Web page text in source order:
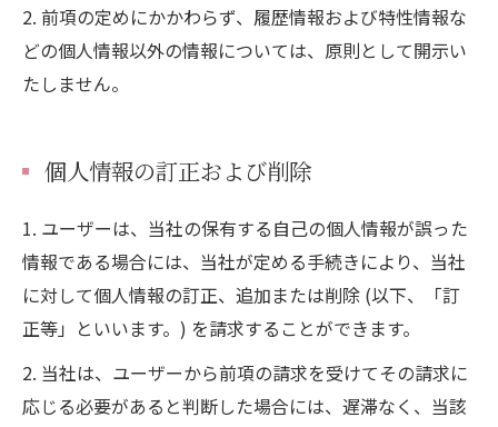
2. 前項の定めにかかわらず、履歴情報および特性情報な
どの個人情報以外の情報については、原則として開示い
たしません。
個人情報の訂正および削除
1. ユーザーは、当社の保有する自己の個人情報が誤った
情報である場合には、当社が定める手続きにより、当社
に対して個人情報の訂正、追加または削除 (以下、「訂
正等」といいます。) を請求することができます。
2. 当社は、ユーザーから前項の請求を受けてその請求に
応じる必要があると判断した場合には、遅滞なく、当該